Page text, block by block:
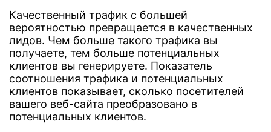
Качественный трафик с большей
вероятностью превращается в качественных
лидов. Чем больше такого трафика вы
получаете, тем больше потенциальных
клиентов вы генерируете. Показатель
соотношения трафика и потенциальных
клиентов показывает, сколько посетителей
вашего веб-сайта преобразовано в
потенциальных клиентов.